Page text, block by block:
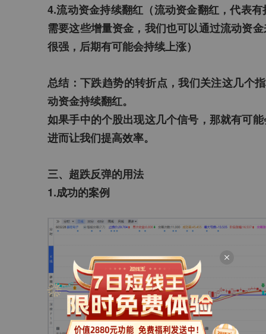
4.流动资金持续翻红（流动资金翻红，代表
需要这些增量资金，我们也可以通过流动资
很强，后期有可能会持续上涨）
总结：下跌趋势的转折点，我们关注这几个
动资金持续翻红。
如果手中的个股出现这几个信号，那就有可
进而让我们提高效率。
三、超跌反弹的用法
1.成功的案例